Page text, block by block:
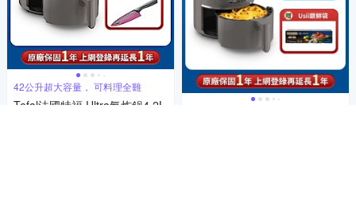
42公升超大容量， 可料理全雞
Tefal法國特福 Ultra氣炸鍋4.2L